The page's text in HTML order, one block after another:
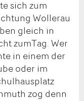
sich zum
Wollerau
gleich in
zumTag. Wer
in einem der
oder im
zog denn